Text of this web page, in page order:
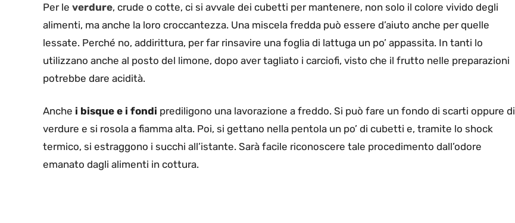
Per le verdure, crude o cotte, ci si avvale dei cubetti per mantenere, non solo il colore vivido degli
alimenti, ma anche la loro croccantezza. Una miscela fredda può essere d’aiuto anche per quelle
lessate. Perché no, addirittura, per far rinsavire una foglia di lattuga un po’ appassita. In tanti lo
utilizzano anche al posto del limone, dopo aver tagliato i carciofi, visto che il frutto nelle preparazioni
potrebbe dare acidità.
Anche i bisque e i fondi prediligono una lavorazione a freddo. Si può fare un fondo di scarti oppure di
verdure e si rosola a fiamma alta. Poi, si gettano nella pentola un po’ di cubetti e, tramite lo shock
termico, si estraggono i succhi all’istante. Sarà facile riconoscere tale procedimento dall’odore
emanato dagli alimenti in cottura.